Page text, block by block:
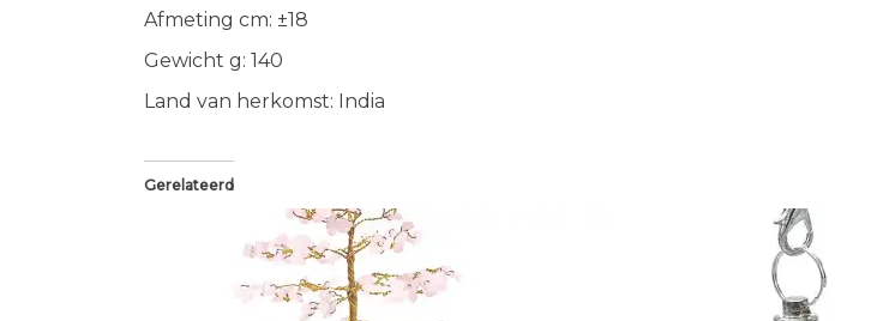
Afmeting cm: ±18
Gewicht g: 140
Land van herkomst: India
Gerelateerd